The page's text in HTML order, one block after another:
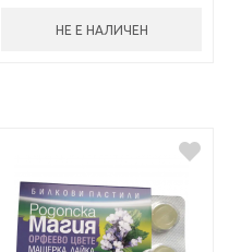
НЕ Е НАЛИЧЕН